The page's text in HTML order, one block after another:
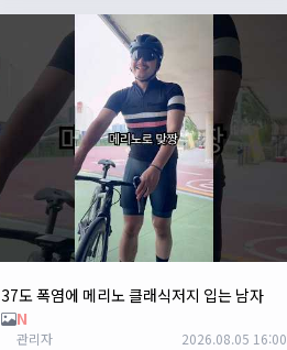
37도 폭염에 메리노 클래식저지 입는 남자
N
관리자 2026.08.05 16:00